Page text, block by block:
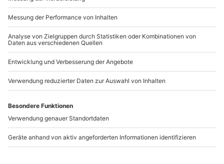
-15% CLUB DEAL
Fußreflexzonenmassage
Bremen
Bremen
1 Person
40,90 €
Klangschalen Massage
Bremen
1 Person
5 (2) 51,90 €